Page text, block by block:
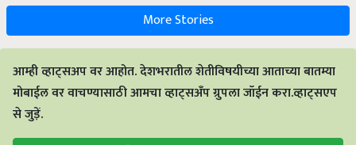
More Stories
आम्ही व्हाट्सअप वर आहोत. देशभरातील शेतीविषयीच्या आताच्या बातम्या
मोबाईल वर वाचण्यासाठी आमचा व्हाट्सअँप ग्रुपला जॉईन करा.व्हाट्सएप
से जुड़ें.